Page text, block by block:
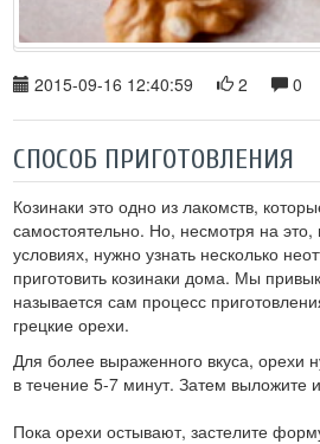
2015-09-16 12:40:59 2 0
СПОСОБ ПРИГОТОВЛЕНИЯ
Козинаки это одно из лакомств,
самостоятельно. Но, несмотря на
условиях, нужно узнать несколько
приготовить козинаки дома. Мы
называется сам процесс
грецкие орехи.
Для более выраженного вкуса, орехи
в течение 5-7 минут. Затем выложите
Пока орехи остывают, застелите